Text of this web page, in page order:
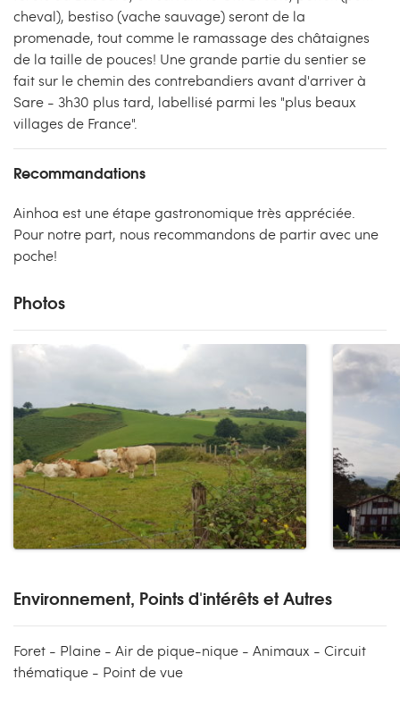
cheval), bestiso (vache sauvage) seront de la
promenade, tout comme le ramassage des châtaignes
de la taille de pouces! Une grande partie du sentier se
fait sur le chemin des contrebandiers avant d'arriver à
Sare - 3h30 plus tard, labellisé parmi les "plus beaux
villages de France".
Recommandations
Ainhoa est une étape gastronomique très appréciée.
Pour notre part, nous recommandons de partir avec une
poche!
Photos
Environnement, Points d'intérêts et Autres
Foret - Plaine - Air de pique-nique - Animaux - Circuit
thématique - Point de vue